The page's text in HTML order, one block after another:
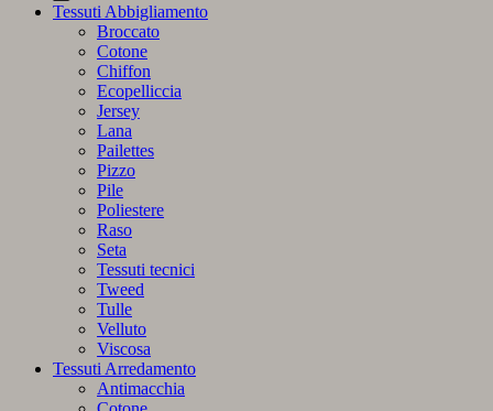
Tessuti Abbigliamento
Broccato
Cotone
Chiffon
Ecopelliccia
Jersey
Lana
Pailettes
Pizzo
Pile
Poliestere
Raso
Seta
Tessuti tecnici
Tweed
Tulle
Velluto
Viscosa
Tessuti Arredamento
Antimacchia